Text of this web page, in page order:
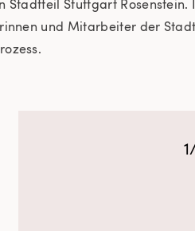
Stadtteil Stuttgart
und Mitarbeiter der